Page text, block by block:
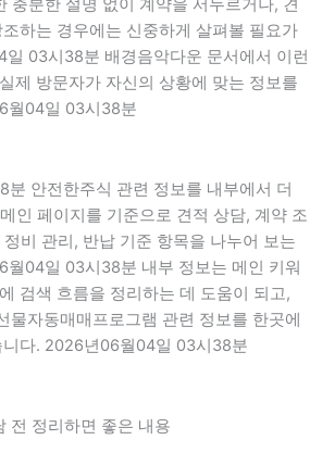
충분한 설명 없이 계약을 서두르거나, 견
하는 경우에는 신중하게 살펴볼 필요가
03시38분 배경음악다운 문서에서 이런
제 방문자가 자신의 상황에 맞는 정보를
월04일 03시38분
안전한주식 관련 정보를 내부에서 더
메인 페이지를 기준으로 견적 상담, 계약 조
비 관리, 반납 기준 항목을 나누어 보는
월04일 03시38분 내부 정보는 메인 키워
검색 흐름을 정리하는 데 도움이 되고,
물자동매매프로그램 관련 정보를 한곳에
다. 2026년06월04일 03시38분
전 정리하면 좋은 내용